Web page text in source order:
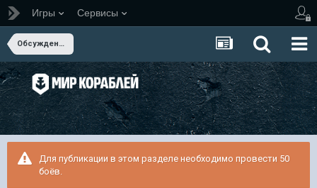
Игры Сервисы
Обсуждение Мира Кораблей
Для публикации в этом разделе необходимо провести 50
боёв.